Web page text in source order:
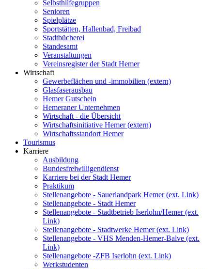
Selbsthilfegruppen
Senioren
Spielplätze
Sportstätten, Hallenbad, Freibad
Stadtbücherei
Standesamt
Veranstaltungen
Vereinsregister der Stadt Hemer
Wirtschaft
Gewerbeflächen und -immobilien (extern)
Glasfaserausbau
Hemer Gutschein
Hemeraner Unternehmen
Wirtschaft - die Übersicht
Wirtschaftsinitiative Hemer (extern)
Wirtschaftsstandort Hemer
Tourismus
Karriere
Ausbildung
Bundesfreiwilligendienst
Karriere bei der Stadt Hemer
Praktikum
Stellenangebote - Sauerlandpark Hemer (ext. Link)
Stellenangebote - Stadt Hemer
Stellenangebote - Stadtbetrieb Iserlohn/Hemer (ext.
Link)
Stellenangebote - Stadtwerke Hemer (ext. Link)
Stellenangebote - VHS Menden-Hemer-Balve (ext.
Link)
Stellenangebote -ZFB Iserlohn (ext. Link)
Werkstudenten